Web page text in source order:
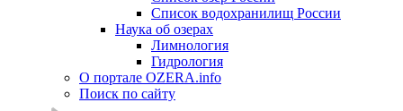
Список водохранилищ России
Наука об озерах
Лимнология
Гидрология
О портале OZERA.info
Поиск по сайту